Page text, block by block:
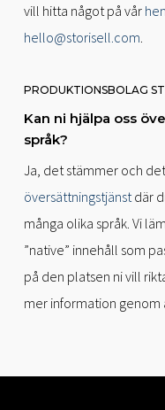
vill hitta något på vår
hello@storisell.com
PRODUKTIONSBOLAG
Kan ni hjälpa oss
språk?
Ja, det stämmer och
översättningstjänstdär
många olika språk. Vi
”native” innehåll som
på den platsen ni vill
mer information genom